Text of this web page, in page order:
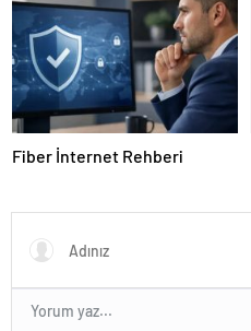
Fiber İnternet Rehberi